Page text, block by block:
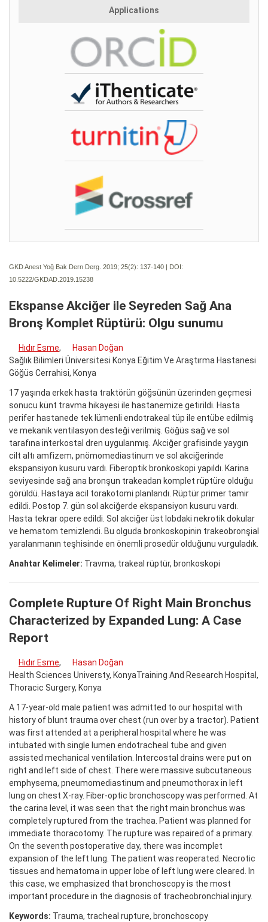
Applications
GKD Anest Yoğ Bak Dern Derg. 2019; 25(2): 137-140 | DOI:
10.5222/GKDAD.2019.15238
Ekspanse Akciğer ile Seyreden Sağ Ana
Bronş Komplet Rüptürü: Olgu sunumu
Hıdır Esme,
Hasan Doğan
Sağlık Bilimleri Üniversitesi Konya Eğitim Ve Araştırma Hastanesi
Göğüs Cerrahisi, Konya
17 yaşında erkek hasta traktörün göğsünün üzerinden geçmesi
sonucu künt travma hikayesi ile hastanemize getirildi. Hasta
perifer hastanede tek lümenli endotrakeal tüp ile entübe edilmiş
ve mekanik ventilasyon desteği verilmiş. Göğüs sağ ve sol
tarafına interkostal dren uygulanmış. Akciğer grafisinde yaygın
cilt altı amfizem, pnömomediastinum ve sol akciğerinde
ekspansiyon kusuru vardı. Fiberoptik bronkoskopi yapıldı. Karina
seviyesinde sağ ana bronşun trakeadan komplet rüptüre olduğu
görüldü. Hastaya acil torakotomi planlandı. Rüptür primer tamir
edildi. Postop 7. gün sol akciğerde ekspansiyon kusuru vardı.
Hasta tekrar opere edildi. Sol akciğer üst lobdaki nekrotik dokular
ve hematom temizlendi. Bu olguda bronkoskopinin trakeobronşial
yaralanmanın teşhisinde en önemli prosedür olduğunu vurguladık.
Anahtar Kelimeler: Travma, trakeal rüptür, bronkoskopi
Complete Rupture Of Right Main Bronchus
Characterized by Expanded Lung: A Case
Report
Hıdır Esme,
Hasan Doğan
Health Sciences Universty, KonyaTraining And Research Hospital,
Thoracic Surgery, Konya
A 17-year-old male patient was admitted to our hospital with
history of blunt trauma over chest (run over by a tractor). Patient
was first attended at a peripheral hospital where he was
intubated with single lumen endotracheal tube and given
assisted mechanical ventilation. Intercostal drains were put on
right and left side of chest. There were massive subcutaneous
emphysema, pneumomediastinum and pneumothorax in left
lung on chest X-ray. Fiber-optic bronchoscopy was performed. At
the carina level, it was seen that the right main bronchus was
completely ruptured from the trachea. Patient was planned for
immediate thoracotomy. The rupture was repaired of a primary.
On the seventh postoperative day, there was incomplet
expansion of the left lung. The patient was reoperated. Necrotic
tissues and hematoma in upper lobe of left lung were cleared. In
this case, we emphasized that bronchoscopy is the most
important procedure in the diagnosis of tracheobronchial injury.
Keywords: Trauma, tracheal rupture, bronchoscopy